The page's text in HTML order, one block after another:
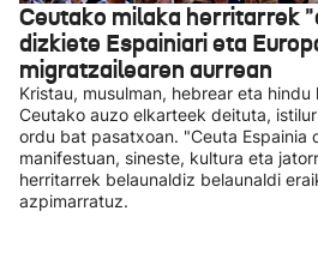
Ceutako milaka herritarrek
dizkiete Espainiari eta
migratzailearen aurrean
Kristau, musulman, hebrear eta
Ceutako auzo elkarteek deituta,
ordu bat pasatxoan. "Ceuta Espainia
manifestuan, sineste, kultura eta
herritarrek belaunaldiz belaunaldi
azpimarratuz.